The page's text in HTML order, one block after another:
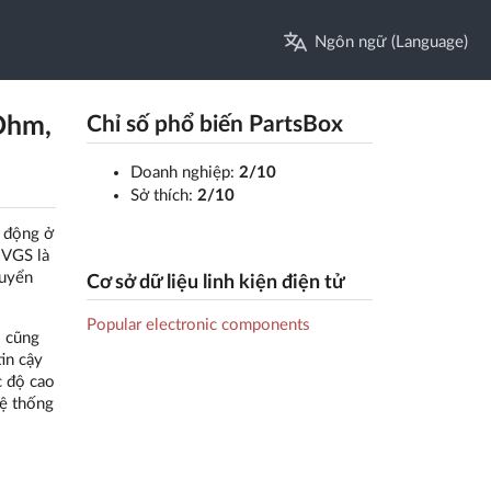
Ngôn ngữ (Language)
động ở
là
cũng
cậy
độ cao
thống
Chỉ số phổ biến PartsBox
Doanh nghiệp: 2/10
Sở thích: 2/10
Cơ sở dữ liệu linh kiện điện tử
Popular electronic components